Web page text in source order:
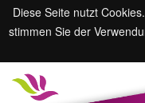
Diese Seite nutzt
stimmen Sie der